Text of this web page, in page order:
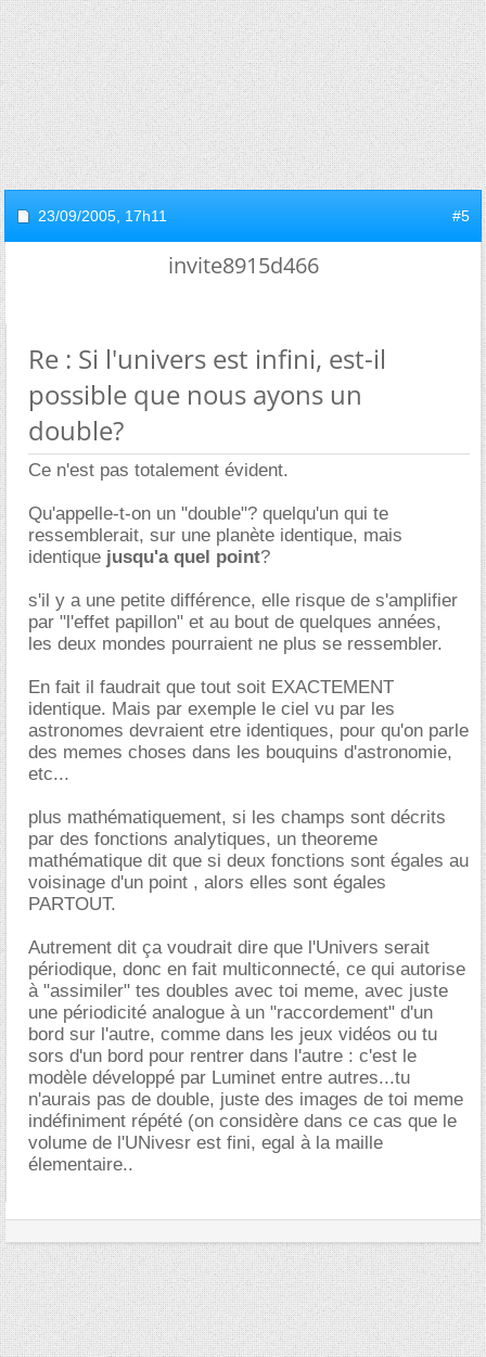
23/09/2005, 17h11 #5
invite8915d466
Re : Si l'univers est infini, est-il
possible que nous ayons un
double?
Ce n'est pas totalement évident.
Qu'appelle-t-on un "double"? quelqu'un qui te
ressemblerait, sur une planète identique, mais
identique jusqu'a quel point?
s'il y a une petite différence, elle risque de s'amplifier
par "l'effet papillon" et au bout de quelques années,
les deux mondes pourraient ne plus se ressembler.
En fait il faudrait que tout soit EXACTEMENT
identique. Mais par exemple le ciel vu par les
astronomes devraient etre identiques, pour qu'on parle
des memes choses dans les bouquins d'astronomie,
etc...
plus mathématiquement, si les champs sont décrits
par des fonctions analytiques, un theoreme
mathématique dit que si deux fonctions sont égales au
voisinage d'un point , alors elles sont égales
PARTOUT.
Autrement dit ça voudrait dire que l'Univers serait
périodique, donc en fait multiconnecté, ce qui autorise
à "assimiler" tes doubles avec toi meme, avec juste
une périodicité analogue à un "raccordement" d'un
bord sur l'autre, comme dans les jeux vidéos ou tu
sors d'un bord pour rentrer dans l'autre : c'est le
modèle développé par Luminet entre autres...tu
n'aurais pas de double, juste des images de toi meme
indéfiniment répété (on considère dans ce cas que le
volume de l'UNivesr est fini, egal à la maille
élementaire..